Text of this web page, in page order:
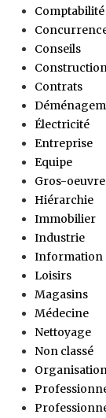
Comptabilité
Conseils
Construction
Contrats
Électricité
Entreprise
Equipe
Gros-oeuvre
Hiérarchie
Immobilier
Industrie
Information
Loisirs
Magasins
Médecine
Nettoyage
Non classé
Organisation